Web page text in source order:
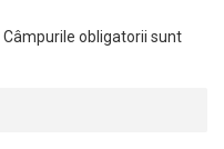
Câmpurile obligatorii sunt